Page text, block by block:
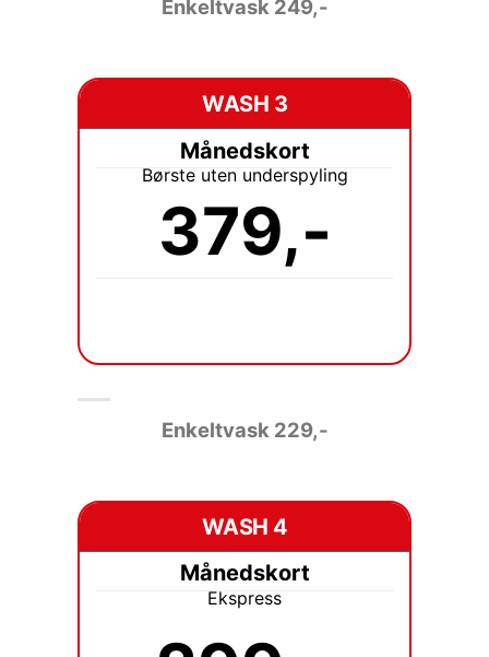
Enkeltvask 249,-
WASH 3
Månedskort
Børste uten underspyling
379,-
Enkeltvask 229,-
WASH 4
Månedskort
Ekspress